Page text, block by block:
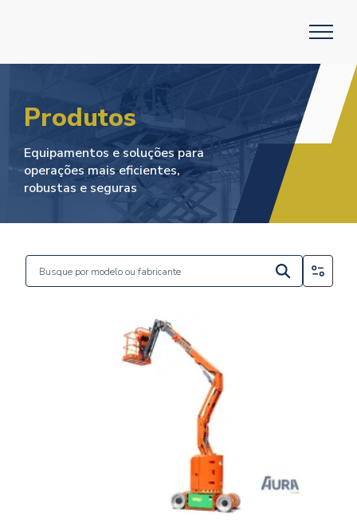
Produtos
Equipamentos e soluções para
operações mais eficientes,
robustas e seguras